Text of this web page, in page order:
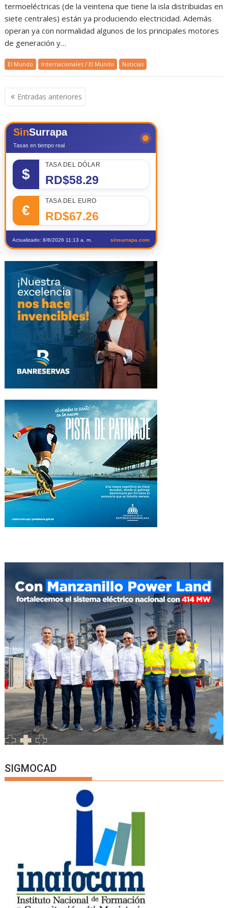
termoeléctricas (de la veintena que tiene la isla distribuidas en
siete centrales) están ya produciendo electricidad. Además
operan ya con normalidad algunos de los principales motores
de generación y…
El Mundo Internacionales / El Mundo Noticias
Navegación
de
entradas
Entradas anteriores
SinSurrapa
Tasas en tiempo real
$
TASA DEL DÓLAR
RD$58.29
€
TASA DEL EURO
RD$67.26
Actualizado: 8/8/2026 11:13 a. m. sinsurrapa.com
SIGMOCAD